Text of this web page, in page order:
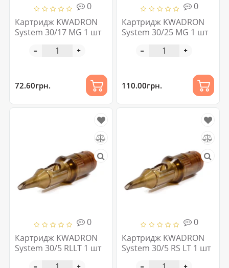
0
Картридж KWADRON
System 30/17 MG 1 шт
72.60грн.
0
Картридж KWADRON
System 30/25 MG 1 шт
110.00грн.
0
Картридж KWADRON
System 30/5 RLLT 1 шт
0
Картридж KWADRON
System 30/5 RS LT 1 шт